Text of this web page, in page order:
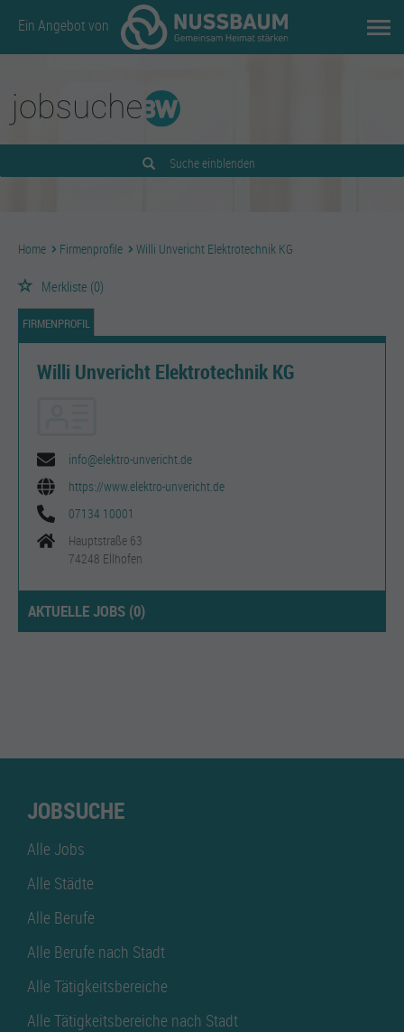
Ein Angebot von
Suche einblenden
Home Firmenprofile Willi Unvericht Elektrotechnik KG
Merkliste (0)
FIRMENPROFIL
Willi Unvericht Elektrotechnik KG
info@elektro-unvericht.de
https://www.elektro-unvericht.de
07134 10001
Hauptstraße 63
74248 Ellhofen
AKTUELLE JOBS (0)
JOBSUCHE
Alle Jobs
Alle Städte
Alle Berufe
Alle Berufe nach Stadt
Alle Tätigkeitsbereiche
Alle Tätigkeitsbereiche nach Stadt